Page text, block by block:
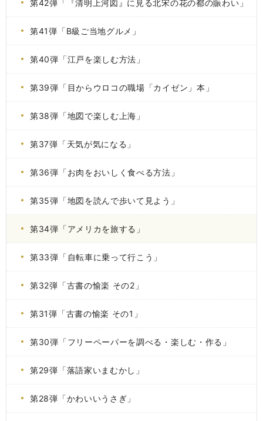
第42弾「『清明上河図』に見る北宋の花の都の賑わい」
第41弾「B級ご当地グルメ」
第40弾「江戸を楽しむ方法」
第39弾「目からウロコの職場「カイゼン」本」
第38弾「地図で楽しむ上海」
第37弾「天気が気になる」
第36弾「お肉をおいしく食べる方法」
第35弾「地図を読んで歩いて見よう」
第34弾「アメリカを旅する」
第33弾「自転車に乗って行こう」
第32弾「古書の愉楽 その2」
第31弾「古書の愉楽 その1」
第30弾「フリーペーパーを調べる・楽しむ・作る」
第29弾「落語家いまむかし」
第28弾「かわいいうさぎ」